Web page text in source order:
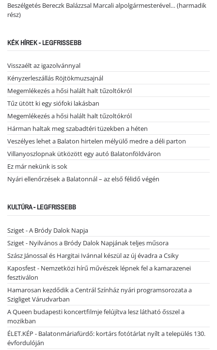
Beszélgetés Bereczk Balázzsal Marcali alpolgármesterével… (harmadik
rész)
KÉK HÍREK - LEGFRISSEBB
Visszaélt az igazolvánnyal
Kényzerleszállás Röjtökmuzsajnál
Megemlékezés a hősi halált halt tűzoltókról
Tűz ütött ki egy siófoki lakásban
Megemlékezés a hősi halált halt tűzoltókról
Hárman haltak meg szabadtéri tüzekben a héten
Veszélyes lehet a Balaton hirtelen mélyülő medre a déli parton
Villanyoszlopnak ütközött egy autó Balatonföldváron
Ez már nekünk is sok
Nyári ellenőrzések a Balatonnál – az első félidő végén
KULTÚRA - LEGFRISSEBB
Sziget - A Bródy Dalok Napja
Sziget - Nyilvános a Bródy Dalok Napjának teljes műsora
Szász Jánossal és Hargitai Ivánnal készül az új évadra a Csiky
Kaposfest - Nemzetközi hírű művészek lépnek fel a kamarazenei
fesztiválon
Hamarosan kezdődik a Centrál Színház nyári programsorozata a
Szigliget Várudvarban
A Queen budapesti koncertfilmje felújítva lesz látható ősszel a
mozikban
ÉLET.KÉP - Balatonmáriafürdő: kortárs fotótárlat nyílt a település 130.
évfordulóján